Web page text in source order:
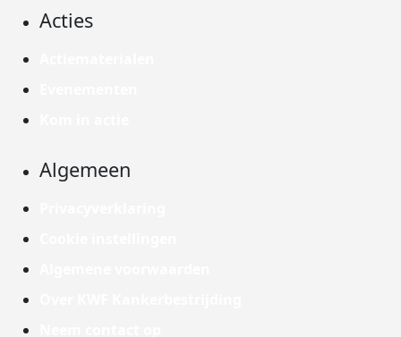
Acties
Algemeen